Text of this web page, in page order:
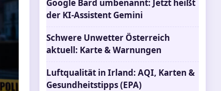
Google Bard umbenannt: Jetzt heißt
der KI-Assistent Gemini
Schwere Unwetter Österreich
aktuell: Karte & Warnungen
Luftqualität in Irland: AQI, Karten &
Gesundheitstipps (EPA)